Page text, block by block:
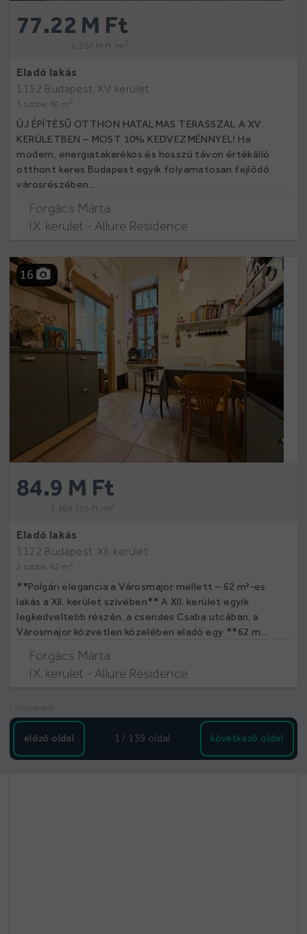
77.22 M Ft
1.287 M Ft /m2
Eladó lakás
1152 Budapest, XV. kerület
3 szoba, 60 m 2
ÚJ ÉPÍTÉSŰ OTTHON HATALMAS TERASSZAL A XV.
KERÜLETBEN – MOST 10% KEDVEZMÉNNYEL! Ha
modern, energiatakarékos és hosszú távon értékálló
otthont keres Budapest egyik folyamatosan fejlődő
városrészében...
Forgács Márta
IX. kerület - Allure Residence
16
84.9 M Ft
1 369 355 Ft /m2
Eladó lakás
1122 Budapest, XII. kerület
2 szoba, 62 m 2
**Polgári elegancia a Városmajor mellett – 62 m²-es
lakás a XII. kerület szívében** A XII. kerület egyik
legkedveltebb részén, a csendes Csaba utcában, a
Városmajor közvetlen közelében eladó egy **62 m...
Forgács Márta
IX. kerület - Allure Residence
1.1701259613037
előző oldal 1 / 139 oldal következő oldal